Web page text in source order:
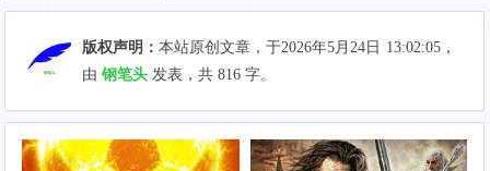
版权声明：本站原创文章，于2026年5月24日 13:02:05 ，
由钢笔头 发表，共 816 字。